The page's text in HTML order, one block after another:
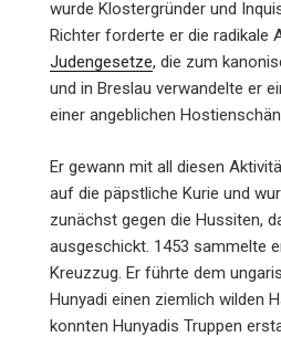
wurde Klostergründer und
Richter forderte er die radikale
Judengesetze, die zum
und in Breslau verwandelte er
einer angeblichen
Er gewann mit all diesen
auf die päpstliche Kurie und
zunächst gegen die Hussiten,
ausgeschickt. 1453 sammelte
Kreuzzug. Er führte dem
Hunyadi einen ziemlich wilden
konnten Hunyadis Truppen